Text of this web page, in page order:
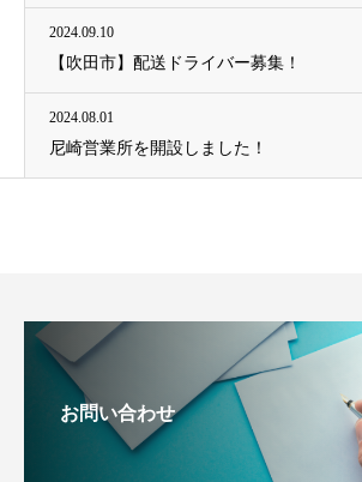
2024.09.10
【吹田市】配送ドライバー募集！
2024.08.01
尼崎営業所を開設しました！
お問い合わせ